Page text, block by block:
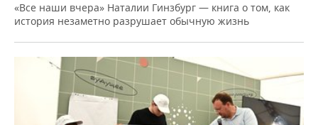
«Все наши вчера» Наталии Гинзбург — книга о том, как
история незаметно разрушает обычную жизнь